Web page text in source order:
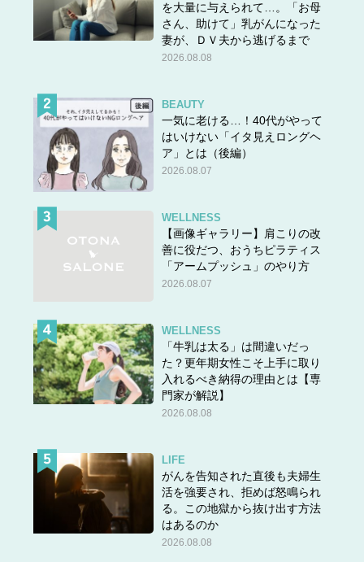
を大量に与えられて…。「お母
さん、助けて」乳がんになった
妻が、ＤＶ夫から逃げるまで
2026.08.08
BEAUTY
一気に老ける…！40代がやって
はいけない「イタ見えロングヘ
ア」とは（後編）
2026.08.07
WELLNESS
【画像ギャラリー】肩こりの改
善に役だつ、おうちピラティス
「アームプッシュ」のやり方
2026.08.07
WELLNESS
「牛乳は太る」は間違いだっ
た？更年期女性こそ上手に取り
入れるべき納得の理由とは【専
門家が解説】
2026.08.08
LIFE
がんを告知された直後も夫婦生
活を強要され、拒めば怒鳴られ
る。この地獄から抜け出す方法
はあるのか
2026.08.08